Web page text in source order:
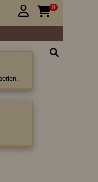
 0